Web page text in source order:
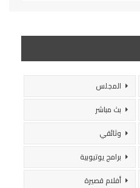
المجلس
بث مباشر
وثائقي
برامج يوتيوبية
أفلام قصيرة